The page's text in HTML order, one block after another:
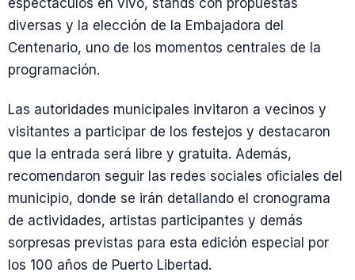
espectáculos en vivo, stands con propuestas
diversas y la elección de la Embajadora del
Centenario, uno de los momentos centrales de la
programación.
Las autoridades municipales invitaron a vecinos y
visitantes a participar de los festejos y destacaron
que la entrada será libre y gratuita. Además,
recomendaron seguir las redes sociales oficiales del
municipio, donde se irán detallando el cronograma
de actividades, artistas participantes y demás
sorpresas previstas para esta edición especial por
los 100 años de Puerto Libertad.